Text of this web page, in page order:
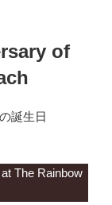
of
誕生日
The Rainbow